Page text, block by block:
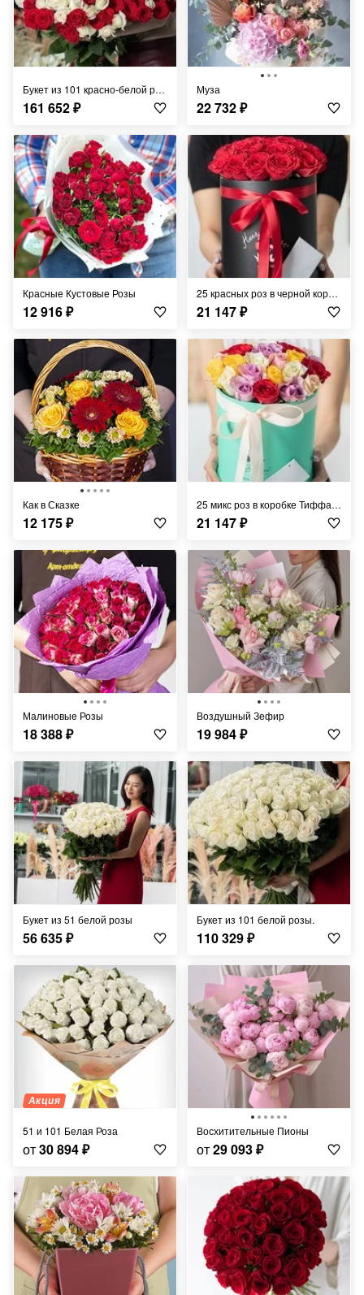
Букет из 101 красно-белой розы
161 652₽
Муза
22 732₽
Красные Кустовые Розы
12 916₽
25 красных роз в черной коробке
21 147₽
Как в Сказке
12 175₽
25 микс роз в коробке Тиффани
21 147₽
Малиновые Розы
18 388₽
Воздушный Зефир
19 984₽
Букет из 51 белой розы
56 635₽
Букет из 101 белой розы.
110 329₽
Акция
51 и 101 Белая Роза
от30 894₽
Восхитительные Пионы
от29 093₽